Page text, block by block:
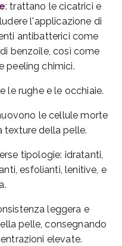
: trattano le cicatrici e
l'applicazione di
antibatterici come
benzoile, così come
peeling chimici.
le rughe e le occhiaie.
le cellule morte
texture della pelle.
tipologie: idratanti,
esfolianti, lenitive, e
leggera e
pelle, consegnando
elevate.